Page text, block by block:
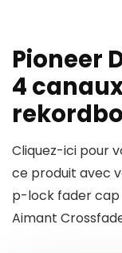
Pioneer
4
Cliquez-ici pour
ce produit avec
p-lock fader cap
Aimant